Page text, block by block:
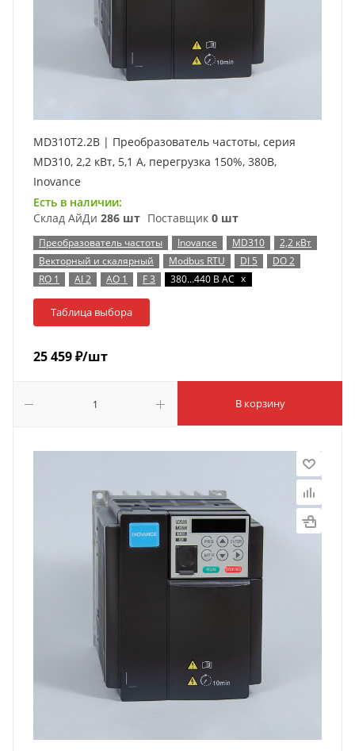
MD310T2.2B | Преобразователь частоты, серия
MD310, 2,2 кВт, 5,1 А, перегрузка 150%, 380B,
Inovance
Есть в наличии:
Склад АйДи 286 шт Поставщик 0 шт
Преобразователь частоты Inovance MD310
2,2 кВт
Векторный и скалярный
Modbus RTU DI 5
DO 2
RO 1
AI 2 AO 1 F 3 380…440 В AC x
Таблица выбора
25 459₽/шт
В корзину